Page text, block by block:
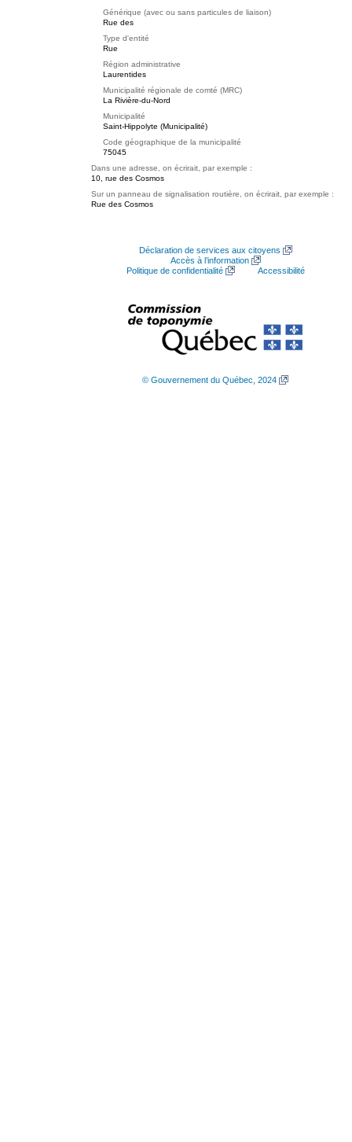
Générique (avec ou sans particules de liaison)
Rue des
Type d'entité
Rue
Région administrative
Laurentides
Municipalité régionale de comté (MRC)
La Rivière-du-Nord
Municipalité
Saint-Hippolyte (Municipalité)
Code géographique de la municipalité
75045
Dans une adresse, on écrirait, par exemple :
10, rue des Cosmos
Sur un panneau de signalisation routière, on écrirait, par exemple :
Rue des Cosmos
Déclaration de services aux citoyens
Accès à l’information
Politique de confidentialité
Accessibilité
© Gouvernement du Québec, 2024